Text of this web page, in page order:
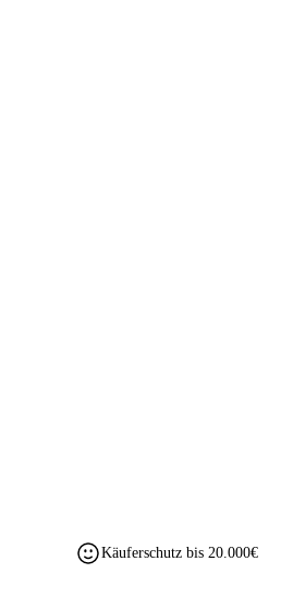
Käuferschutz bis 20.000€